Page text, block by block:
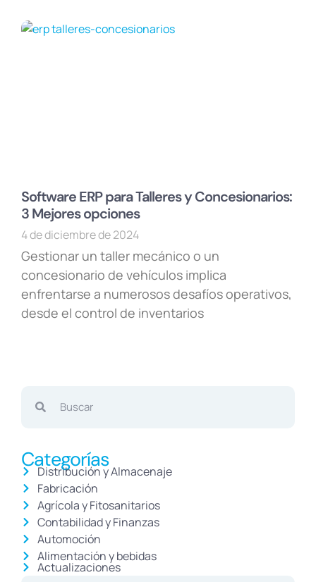
Software ERP para Talleres y Concesionarios:
3 Mejores opciones
4 de diciembre de 2024
Gestionar un taller mecánico o un
concesionario de vehículos implica
enfrentarse a numerosos desafíos operativos,
desde el control de inventarios
Categorías
Distribución y Almacenaje
Fabricación
Agrícola y Fitosanitarios
Contabilidad y Finanzas
Automoción
Alimentación y bebidas
Actualizaciones